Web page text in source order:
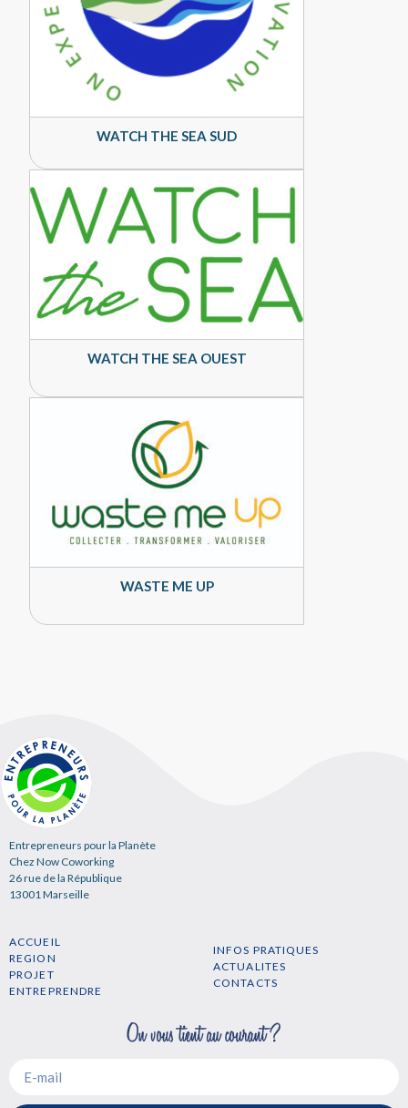
WATCH THE SEA SUD
WATCH THE SEA OUEST
WASTE ME UP
Entrepreneurs pour la Planète
Chez Now Coworking
26 rue de la République
13001 Marseille
ACCUEIL
REGION
PROJET
ENTREPRENDRE
INFOS PRATIQUES
ACTUALITES
CONTACTS